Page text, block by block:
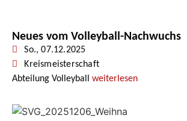
Neues vom Volleyball-Nachwuchs
So., 07.12.2025
Kreismeisterschaft
Abteilung Volleyball weiterlesen